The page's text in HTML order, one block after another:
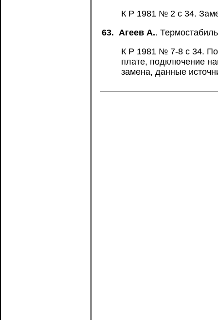
К Р 1981 № 2 с 34.
63. Агеев А..
К Р 1981 № 7-8 с 34.
плате, подключение
замена, данные